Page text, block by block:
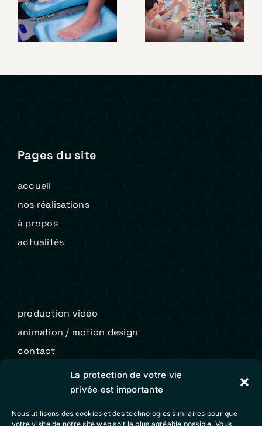
La protection de votre vie
privée est importante
Nous utilisons des cookies et des technologies similaires pour que
votre visite de notre site web soit la plus agréable possible. Vous
Custom
Station
end au
cœur du
Beaujolais
Pages du site
accueil
nos réalisations
à propos
actualités
production vidéo
animation / motion design
contact
Colibri Vidéo